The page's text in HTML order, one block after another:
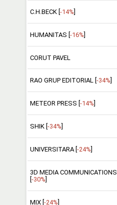
C.H.BECK [ -14%
HUMANITAS [-16%]
CORUT PAVEL
RAO GRUP EDITORIAL [ -34%
METEOR PRESS [ -14%
SHIK [ -34%
UNIVERSITARA [ -24%
3D MEDIA COMMUNICATIONS
-30%
MIX [ -24%